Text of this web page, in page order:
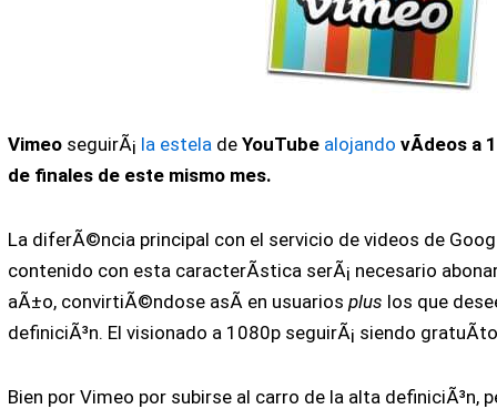
VimeoseguirÃ¡ la estelade YouTube alojando vÃ­deos a
de finales de este mismo mes.
La diferÃ©ncia principal con el servicio de videos de
contenido con esta caracterÃ­stica serÃ¡ necesario
aÃ±o, convirtiÃ©ndose asÃ­ en usuarios plus los que
definiciÃ³n. El visionado a 1080p seguirÃ¡ siendo
Bien por Vimeo por subirse al carro de la alta definiciÃ³n,